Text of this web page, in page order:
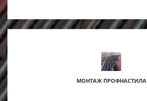
МОНТАЖ ПРОФНАСТИЛА